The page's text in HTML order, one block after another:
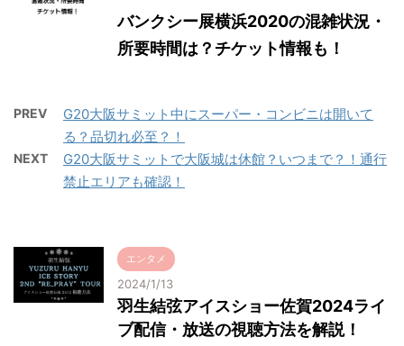
バンクシー展横浜2020の混雑状況・
所要時間は？チケット情報も！
PREV
G20大阪サミット中にスーパー・コンビニは開いて
る？品切れ必至？！
NEXT
G20大阪サミットで大阪城は休館？いつまで？！通行
禁止エリアも確認！
エンタメ
2024/1/13
羽生結弦アイスショー佐賀2024ライ
ブ配信・放送の視聴方法を解説！